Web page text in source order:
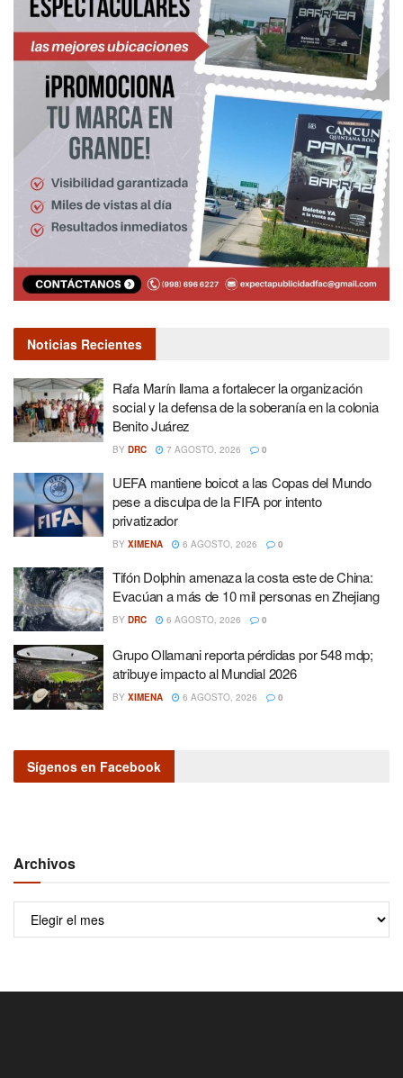
Noticias Recientes
Rafa Marín llama a fortalecer la organización
social y la defensa de la soberanía en la colonia
Benito Juárez
BY DRC 7 AGOSTO, 2026 0
UEFA mantiene boicot a las Copas del Mundo
pese a disculpa de la FIFA por intento
privatizador
BY XIMENA 6 AGOSTO, 2026 0
Tifón Dolphin amenaza la costa este de China:
Evacúan a más de 10 mil personas en Zhejiang
BY DRC 6 AGOSTO, 2026 0
Grupo Ollamani reporta pérdidas por 548 mdp;
atribuye impacto al Mundial 2026
BY XIMENA 6 AGOSTO, 2026 0
Sígenos en Facebook
Archivos